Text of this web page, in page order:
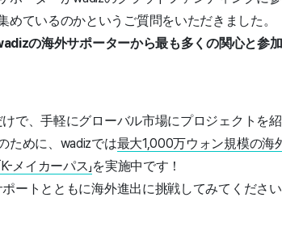
ているのかというご質問をいただきました。
の海外サポーターから最も多くの関心と参
で、手軽にグローバル市場にプロジェクトを
ために、wadizでは最大1,000万ウォン規模の海
メイカーパス」を実施中です！
ートとともに海外進出に挑戦してみてください